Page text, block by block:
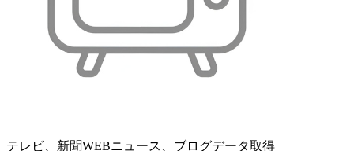
テレビ、新聞WEBニュース、ブログデータ取得